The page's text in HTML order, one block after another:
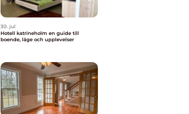
30. jul
Hotell katrineholm en guide till
boende, läge och upplevelser